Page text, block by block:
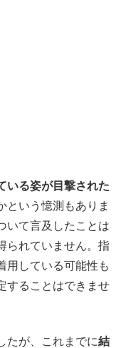
いる姿が目撃された
という憶測もありま
いて言及したことは
られていません。指
用している可能性も
することはできませ
たが、これまでに結